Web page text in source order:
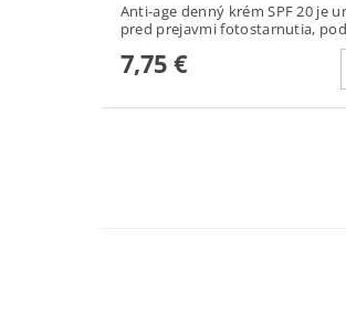
Anti-age denný krém SPF 20 je
pred prejavmi fotostarnutia,
7,75 €